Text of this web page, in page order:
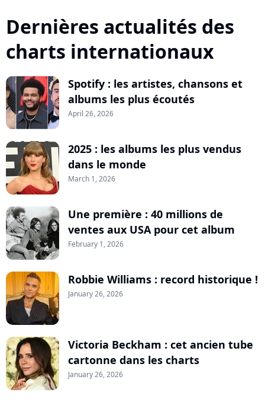
Dernières actualités des
charts internationaux
Spotify : les artistes, chansons et
albums les plus écoutés
April 26, 2026
2025 : les albums les plus vendus
dans le monde
March 1, 2026
Une première : 40 millions de
ventes aux USA pour cet album
February 1, 2026
Robbie Williams : record historique !
January 26, 2026
Victoria Beckham : cet ancien tube
cartonne dans les charts
January 26, 2026